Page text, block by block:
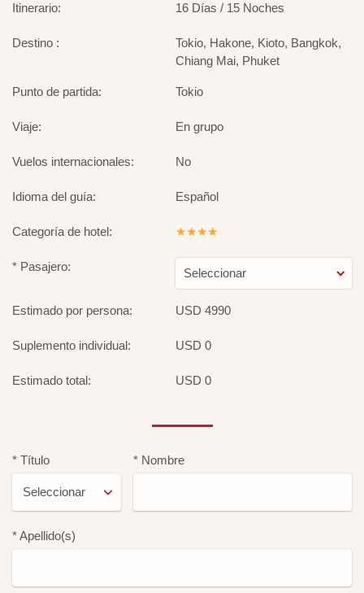
Itinerario: 16 Días / 15 Noches
Destino :
Tokio, Hakone, Kioto, Bangkok,
Chiang Mai, Phuket
Punto de partida: Tokio
Viaje: En grupo
Vuelos internacionales: No
Idioma del guía: Español
Categoría de hotel: ★★★★
* Pasajero: Seleccionar
Estimado por persona: USD 4990
Suplemento individual: USD 0
Estimado total: USD 0
* Título * Nombre
* Apellido(s)